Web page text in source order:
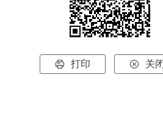
 打印  关闭